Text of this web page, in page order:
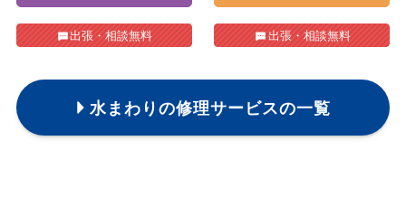
出張・相談無料 出張・相談無料
水まわりの修理サービスの一覧